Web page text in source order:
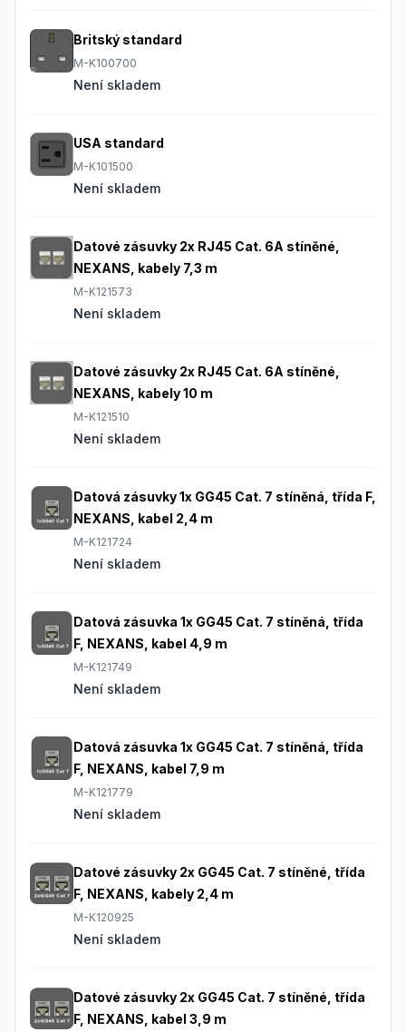
Britský standard
M-K100700
Není skladem
USA standard
M-K101500
Není skladem
Datové zásuvky 2x RJ45 Cat. 6A stíněné,
NEXANS, kabely 7,3 m
M-K121573
Není skladem
Datové zásuvky 2x RJ45 Cat. 6A stíněné,
NEXANS, kabely 10 m
M-K121510
Není skladem
Datová zásuvky 1x GG45 Cat. 7 stíněná, třída F,
NEXANS, kabel 2,4 m
M-K121724
Není skladem
Datová zásuvka 1x GG45 Cat. 7 stíněná, třída
F, NEXANS, kabel 4,9 m
M-K121749
Není skladem
Datová zásuvka 1x GG45 Cat. 7 stíněná, třída
F, NEXANS, kabel 7,9 m
M-K121779
Není skladem
Datové zásuvky 2x GG45 Cat. 7 stíněné, třída
F, NEXANS, kabely 2,4 m
M-K120925
Není skladem
Datové zásuvky 2x GG45 Cat. 7 stíněné, třída
F, NEXANS, kabel 3,9 m